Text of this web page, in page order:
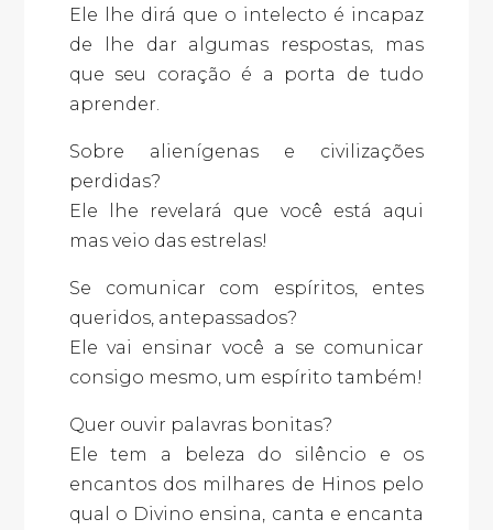
Ele lhe dirá que o intelecto é incapaz
de lhe dar algumas respostas, mas
que seu coração é a porta de tudo
aprender.
Sobre alienígenas e civilizações
perdidas?
Ele lhe revelará que você está aqui
mas veio das estrelas!
Se comunicar com espíritos, entes
queridos, antepassados?
Ele vai ensinar você a se comunicar
consigo mesmo, um espírito também!
Quer ouvir palavras bonitas?
Ele tem a beleza do silêncio e os
encantos dos milhares de Hinos pelo
qual o Divino ensina, canta e encanta